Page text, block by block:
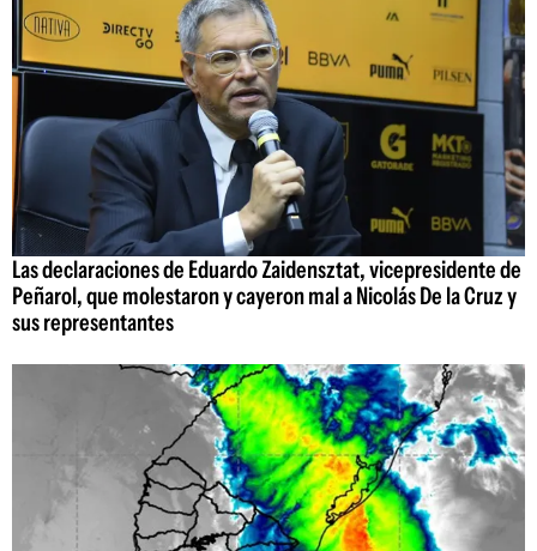
Las declaraciones de Eduardo Zaidensztat, vicepresidente de
Peñarol, que molestaron y cayeron mal a Nicolás De la Cruz y
sus representantes